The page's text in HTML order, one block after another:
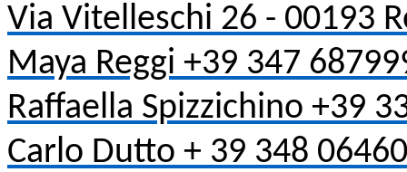
Via Vitelleschi 26 - 00193
Maya Reggi +39 347
Raffaella Spizzichino +39
Carlo Dutto + 39 348